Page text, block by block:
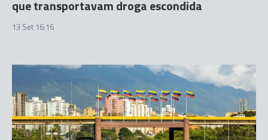
que transportavam droga escondida
13 Set 16:16